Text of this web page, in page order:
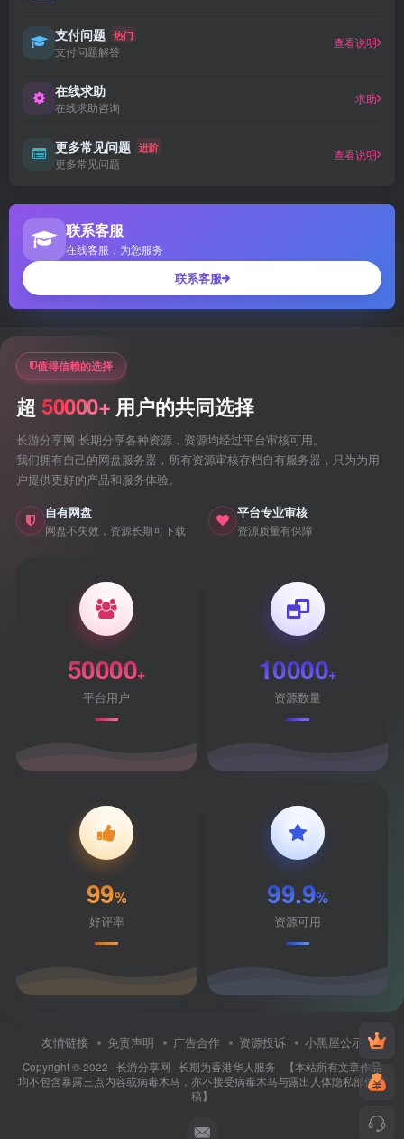
支付问题 热门
支付问题解答
查看说明
在线求助
在线求助咨询
求助
更多常见问题 进阶
更多常见问题
查看说明
联系客服
在线客服，为您服务
联系客服
值得信赖的选择
超 50000+ 用户的共同选择
长游分享网 长期分享各种资源，资源均经过平台审核可用。
我们拥有自己的网盘服务器，所有资源审核存档自有服务器，只为为用
户提供更好的产品和服务体验。
自有网盘
网盘不失效，资源长期可下载
平台专业审核
资源质量有保障
50000+
平台用户
10000+
资源数量
99%
好评率
99.9%
资源可用
友情链接 免责声明 广告合作 资源投诉 小黑屋公示
Copyright © 2022 · 长游分享网 · 长期为香港华人服务 · 【本站所有文章作品
均不包含暴露三点内容或病毒木马，亦不接受病毒木马与露出人体隐私部位投
稿】